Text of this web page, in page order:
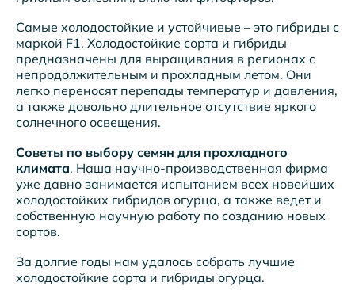
Самые холодостойкие и устойчивые – это гибриды с
маркой F1. Холодостойкие сорта и гибриды
предназначены для выращивания в регионах с
непродолжительным и прохладным летом. Они
легко переносят перепады температур и давления,
а также довольно длительное отсутствие яркого
солнечного освещения.
Советы по выбору семян для прохладного
климата. Наша научно-производственная фирма
уже давно занимается испытанием всех новейших
холодостойких гибридов огурца, а также ведет и
собственную научную работу по созданию новых
сортов.
За долгие годы нам удалось собрать лучшие
холодостойкие сорта и гибриды огурца.